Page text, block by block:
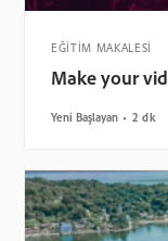
EĞİTİM MAKALESİ
Make your
Yeni Başlayan 2 dk